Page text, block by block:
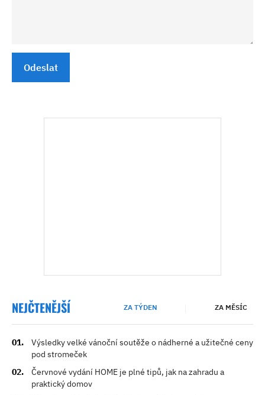
Odeslat
NEJČTENĚJŠÍ ZA TÝDEN ZA MĚSÍC
Výsledky velké vánoční soutěže o nádherné a užitečné ceny
pod stromeček
Červnové vydání HOME je plné tipů, jak na zahradu a
praktický domov